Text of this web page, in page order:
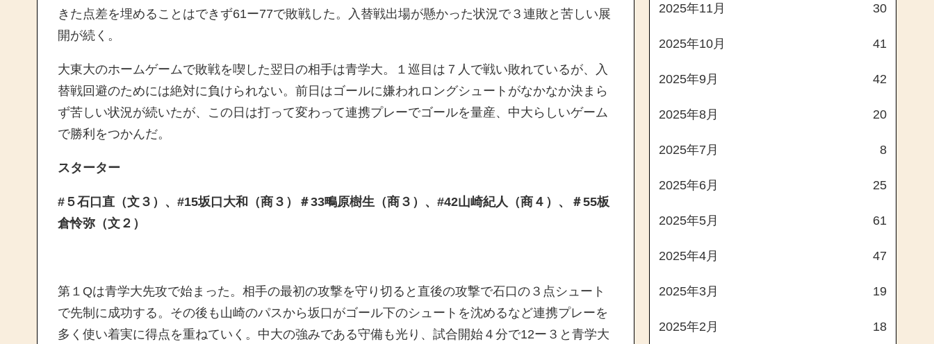
きた点差を埋めることはできず61ー77で敗戦した。入替戦出場が懸かった状況で３連敗と苦しい展
開が続く。
大東大のホームゲームで敗戦を喫した翌日の相手は青学大。１巡目は７人で戦い敗れているが、入
替戦回避のためには絶対に負けられない。前日はゴールに嫌われロングシュートがなかなか決まら
ず苦しい状況が続いたが、この日は打って変わって連携プレーでゴールを量産、中大らしいゲーム
で勝利をつかんだ。
スターター
#５石口直（文３）、#15坂口大和（商３）＃33鴫原樹生（商３）、#42山崎紀人（商４）、＃55板
倉怜弥（文２）
第１Qは青学大先攻で始まった。相手の最初の攻撃を守り切ると直後の攻撃で石口の３点シュート
で先制に成功する。その後も山崎のパスから坂口がゴール下のシュートを沈めるなど連携プレーを
多く使い着実に得点を重ねていく。中大の強みである守備も光り、試合開始４分で12ー３と青学大
2025年11月 30
2025年10月 41
2025年9月 42
2025年8月 20
2025年7月 8
2025年6月 25
2025年5月 61
2025年4月 47
2025年3月 19
2025年2月 18